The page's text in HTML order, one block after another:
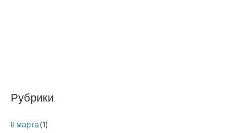
Рубрики
8 марта(1)